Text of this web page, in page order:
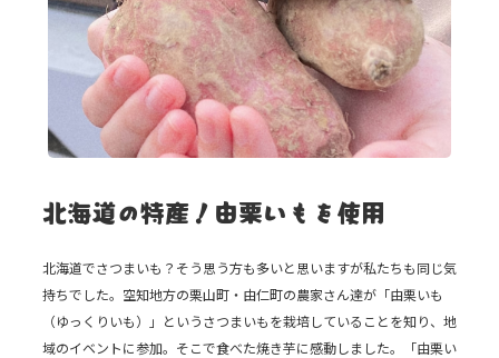
北海道の特産！由栗いもを使用
北海道でさつまいも？そう思う方も多いと思いますが私たちも同じ気
持ちでした。空知地方の栗山町・由仁町の農家さん達が「由栗いも
（ゆっくりいも）」というさつまいもを栽培していることを知り、地
域のイベントに参加。そこで食べた焼き芋に感動しました。「由栗い